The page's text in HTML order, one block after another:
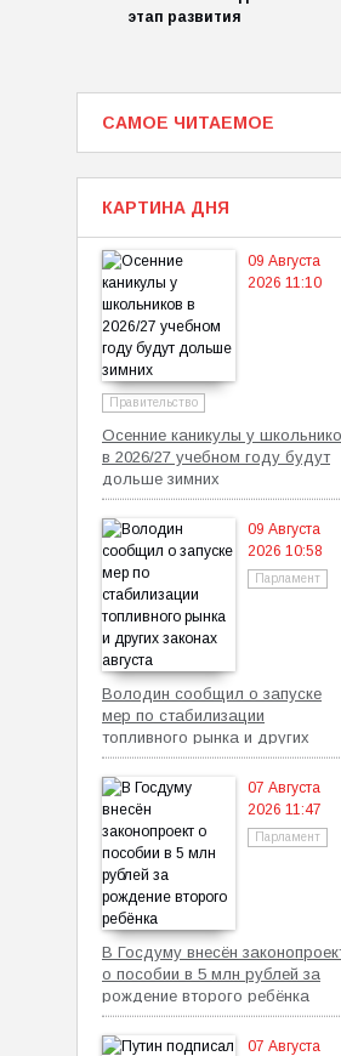
этап развития
САМОЕ ЧИТАЕМОЕ
КАРТИНА ДНЯ
09 Августа
2026 11:10
Правительство
Осенние каникулы у
в 2026/27 учебном году будут
дольше зимних
09 Августа
2026 10:58
Парламент
Володин сообщил о запуске
мер по стабилизации
топливного рынка и других
законах августа
07 Августа
2026 11:47
Парламент
В Госдуму внесён
о пособии в 5 млн рублей за
рождение второго ребёнка
07 Августа